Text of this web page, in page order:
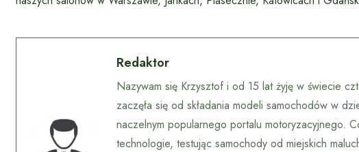
Redaktor
Nazywam się Krzysztof i od 15 lat żyję w świecie
zaczęła się od składania modeli samochodów w
naczelnym popularnego portalu motoryzacyjnego.
technologie, testując samochody od miejskich